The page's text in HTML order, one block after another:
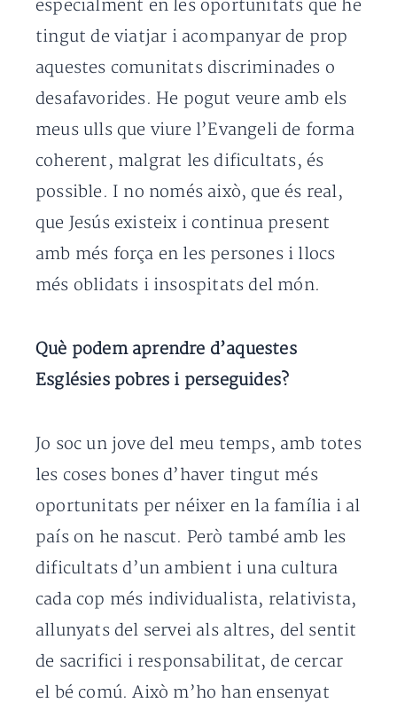
especialment en les oportunitats que he
tingut de viatjar i acompanyar de prop
aquestes comunitats discriminades o
desafavorides. He pogut veure amb els
meus ulls que viure l’Evangeli de forma
coherent, malgrat les dificultats, és
possible. I no només això, que és real,
que Jesús existeix i continua present
amb més força en les persones i llocs
més oblidats i insospitats del món.
Què podem aprendre d’aquestes
Esglésies pobres i perseguides?
Jo soc un jove del meu temps, amb totes
les coses bones d’haver tingut més
oportunitats per néixer en la família i al
país on he nascut. Però també amb les
dificultats d’un ambient i una cultura
cada cop més individualista, relativista,
allunyats del servei als altres, del sentit
de sacrifici i responsabilitat, de cercar
el bé comú. Això m’ho han ensenyat